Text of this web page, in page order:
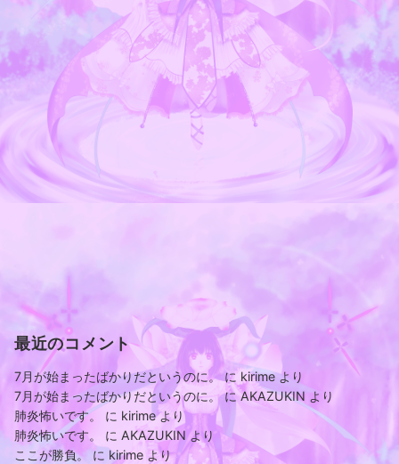
最近のコメント
7月が始まったばかりだというのに。に kirimeより
7月が始まったばかりだというのに。にAKAZUKIN より
肺炎怖いです。
に kirimeより
肺炎怖いです。
に AKAZUKINより
ここが勝負。 に kirime より